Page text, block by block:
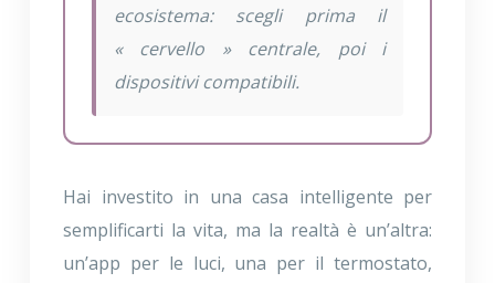
ecosistema: scegli prima il
« cervello » centrale, poi i
dispositivi compatibili.
Hai investito in una casa intelligente per
semplificarti la vita, ma la realtà è un’altra:
un’app per le luci, una per il termostato,